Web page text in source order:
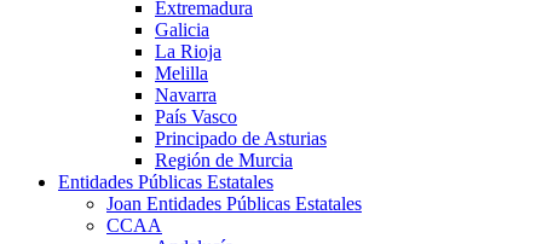
Extremadura
Galicia
La Rioja
Melilla
Navarra
País Vasco
Principado de Asturias
Región de Murcia
Entidades Públicas Estatales
Joan Entidades Públicas Estatales
CCAA